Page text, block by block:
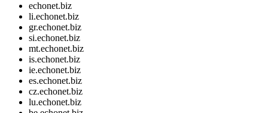
echonet.biz
li.echonet.biz
gr.echonet.biz
si.echonet.biz
mt.echonet.biz
is.echonet.biz
ie.echonet.biz
es.echonet.biz
cz.echonet.biz
lu.echonet.biz